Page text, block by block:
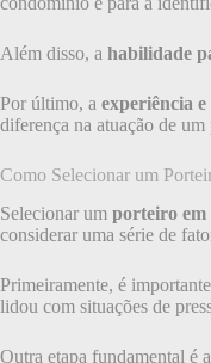
Além disso, a habilidade
Por último, a experiência
diferença na atuação de
Como Selecionar um
Selecionar um porteiro em
considerar uma série de
Primeiramente, é
lidou com situações de
Outra etapa fundamental é a